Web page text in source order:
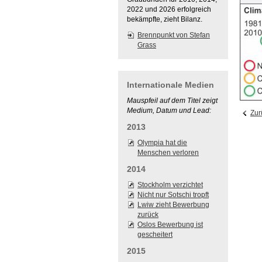
2022 und 2026 erfolgreich
bekämpfte, zieht Bilanz.
Brennpunkt von Stefan
Grass
Internationale Medien
Mauspfeil auf dem Titel zeigt
Medium, Datum und Lead:
2013
Olympia hat die
Menschen verloren
2014
Stockholm verzichtet
Nicht nur Sotschi tropft
Lwiw zieht Bewerbung
zurück
Oslos Bewerbung ist
gescheitert
2015